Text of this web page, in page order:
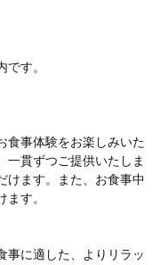
す。
食事体験をお楽しみいた
一貫ずつご提供いたしま
けます。また、お食事中
す。
事に適した、よりリラッ